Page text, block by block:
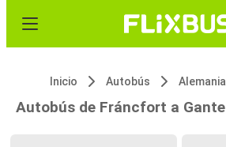
Inicio Autobús Alemania
Autobús de Fráncfort a Gante